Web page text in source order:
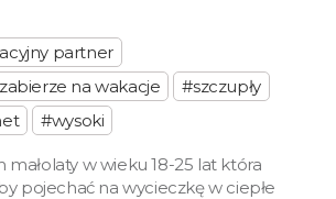
partner
na wakacje
#szczupły
#wysoki
małolaty w wieku 18-25 lat która
pojechać na wycieczkę w ciepłe